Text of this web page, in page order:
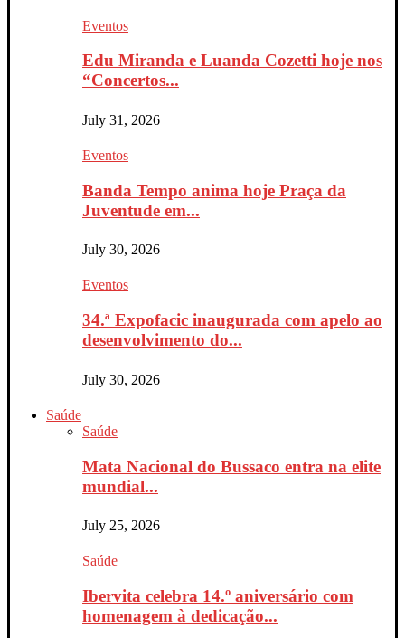
Eventos
Edu Miranda e Luanda Cozetti hoje nos
“Concertos...
July 31, 2026
Eventos
Banda Tempo anima hoje Praça da
Juventude em...
July 30, 2026
Eventos
34.ª Expofacic inaugurada com apelo ao
desenvolvimento do...
July 30, 2026
Saúde
Saúde
Mata Nacional do Bussaco entra na elite
mundial...
July 25, 2026
Saúde
Ibervita celebra 14.º aniversário com
homenagem à dedicação...